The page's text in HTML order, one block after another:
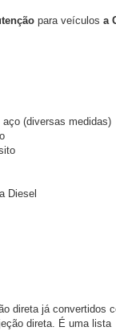
para veículos a
(diversas medidas)
Diesel
direta já convertidos
direta. É uma lista